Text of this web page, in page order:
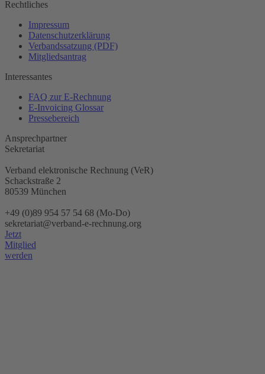
Rechtliches
Impressum
Datenschutzerklärung
Verbandssatzung (PDF)
Mitgliedsantrag
Interessantes
FAQ zur E-Rechnung
E-Invoicing Glossar
Pressebereich
Ansprechpartner
Sekretariat
Verband elektronische Rechnung (VeR)
Schackstraße 2
80539 München
+49 (0)89 954 57 54 68 (Mo-Do)
sekretariat@verband-e-rechnung.org
Jetzt
Mitglied
werden